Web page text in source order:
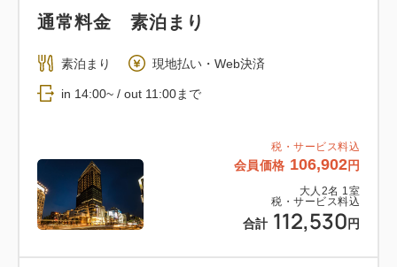
税・サービス料込
103,434
返金不可 朝食付き
in 14:00~ / out 11:00まで
税・サービス料込
会員価格 106,902円
大人 2名 1室
税・サービス料込
合計 112,530 円
通常料金 素泊まり
素泊まり 現地払い・Web決済
in 14:00~ / out 11:00まで